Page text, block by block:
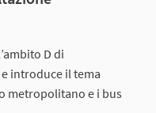
D di
introduce il tema
metropolitano e i bus